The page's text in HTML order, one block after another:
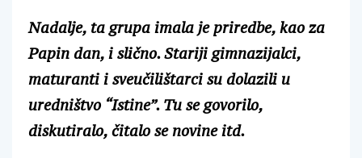
Nadalje, ta grupa imala je priredbe, kao za
Papin dan, i slično. Stariji gimnazijalci,
maturanti i sveučilištarci su dolazili u
uredništvo “Istine”. Tu se govorilo,
diskutiralo, čitalo se novine itd.